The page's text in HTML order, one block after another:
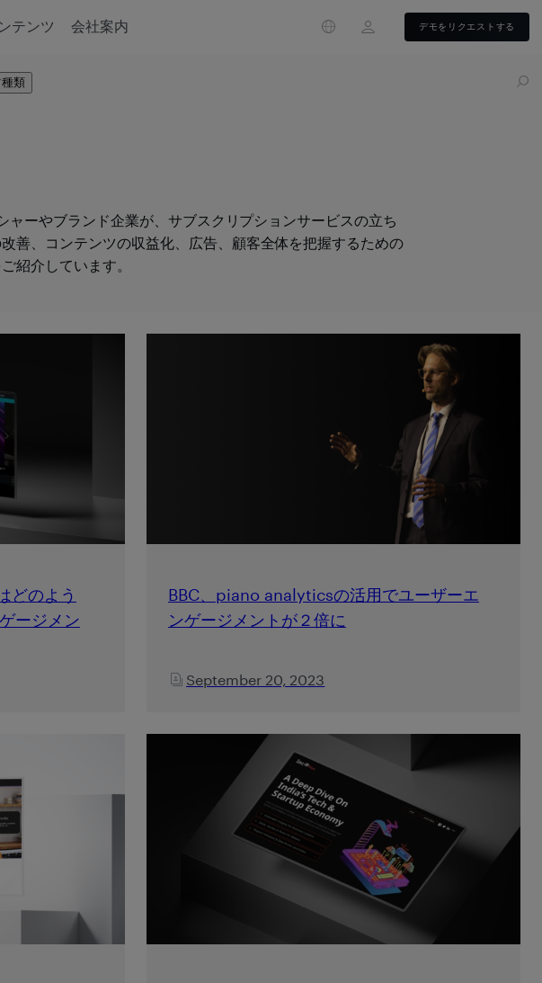
類
ャーやブランド企業が、サブスクリプションサービスの立ち
善、コンテンツの収益化、広告、顧客全体を把握するための
紹介しています。
どのよう
ージメン
BBC、piano analyticsの活用でユーザーエ
ンゲージメントが２倍に
September 20, 2023
テンツ 会社案内 デモをリクエストする